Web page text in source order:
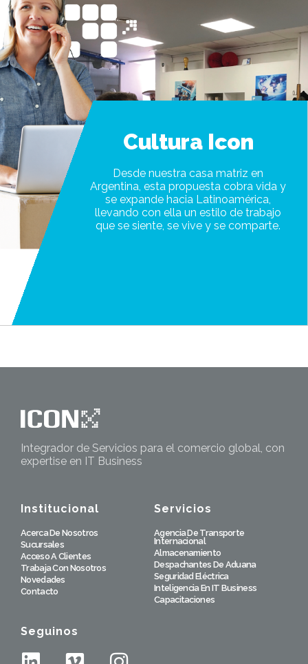
Cultura Icon
Desde nuestra casa matriz en
Argentina, esta propuesta cobra vida y
se expande hacia Latinoamérica,
llevando con ella un estilo de trabajo
que se siente, se vive y se comparte.
Integrador de Servicios para el comercio global, con
expertise en IT Business
Institucional
Acerca De Nosotros
Sucursales
Acceso A Clientes
Trabaja Con Nosotros
Novedades
Contacto
Servicios
Agencia De Transporte
Internacional
Almacenamiento
Despachantes De Aduana
Seguridad Eléctrica
Inteligencia En IT Business
Capacitaciones
Seguinos